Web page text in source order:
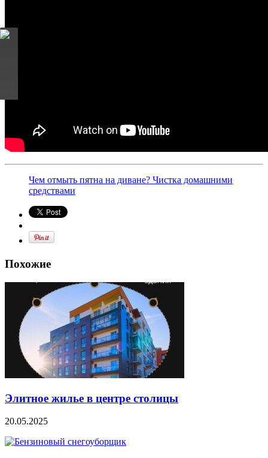
Чем отмыть пятна на диване? Чистка домашними
средствами
Похожие
Элитное жилье в центре столицы
20.05.2025